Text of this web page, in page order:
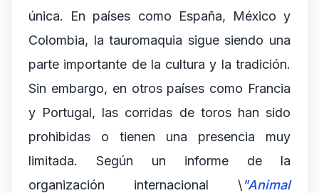
única. En países como España, México y
Colombia, la tauromaquia sigue siendo una
parte importante de la cultura y la tradición.
Sin embargo, en otros países como Francia
y Portugal, las corridas de toros han sido
prohibidas o tienen una presencia muy
limitada. Según un informe de la
organización internacional \"Animal